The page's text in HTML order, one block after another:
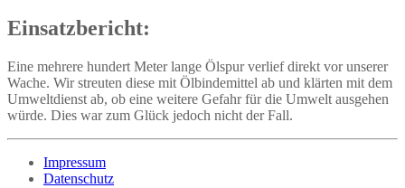
Einsatzbericht:
Eine mehrere hundert Meter lange Ölspur verlief direkt vor unserer
Wache. Wir streuten diese mit Ölbindemittel ab und klärten mit dem
Umweltdienst ab, ob eine weitere Gefahr für die Umwelt ausgehen
würde. Dies war zum Glück jedoch nicht der Fall.
Impressum
Datenschutz